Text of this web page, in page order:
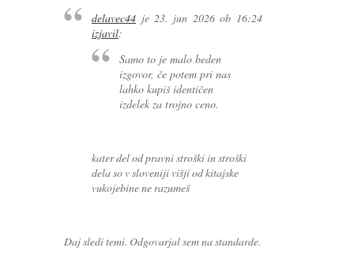
delavec44je 23. jun 2026 ob 16:24
izjavil:
Samo to je malo beden
izgovor, če potem pri nas
lahko kupiš identičen
izdelek za trojno ceno.
kater del od pravni stroški in stroški
dela so v sloveniji višji od kitajske
vukojebine ne razumeš
Daj sledi temi. Odgovarjal sem na standarde.